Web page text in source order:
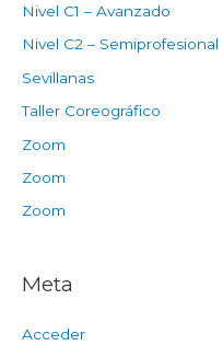
Nivel C1 – Avanzado
Nivel C2 – Semiprofesional
Sevillanas
Taller Coreográfico
Zoom
Zoom
Zoom
Meta
Acceder